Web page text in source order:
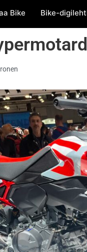
Bike Bike-